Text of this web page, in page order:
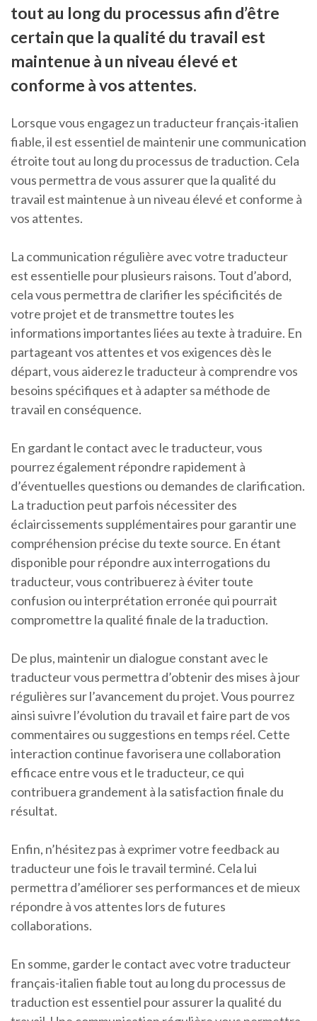
tout au long du processus afin d’être
certain que la qualité du travail est
maintenue à un niveau élevé et
conforme à vos attentes.
Lorsque vous engagez un traducteur français-italien
fiable, il est essentiel de maintenir une communication
étroite tout au long du processus de traduction. Cela
vous permettra de vous assurer que la qualité du
travail est maintenue à un niveau élevé et conforme à
vos attentes.
La communication régulière avec votre traducteur
est essentielle pour plusieurs raisons. Tout d’abord,
cela vous permettra de clarifier les spécificités de
votre projet et de transmettre toutes les
informations importantes liées au texte à traduire. En
partageant vos attentes et vos exigences dès le
départ, vous aiderez le traducteur à comprendre vos
besoins spécifiques et à adapter sa méthode de
travail en conséquence.
En gardant le contact avec le traducteur, vous
pourrez également répondre rapidement à
d’éventuelles questions ou demandes de clarification.
La traduction peut parfois nécessiter des
éclaircissements supplémentaires pour garantir une
compréhension précise du texte source. En étant
disponible pour répondre aux interrogations du
traducteur, vous contribuerez à éviter toute
confusion ou interprétation erronée qui pourrait
compromettre la qualité finale de la traduction.
De plus, maintenir un dialogue constant avec le
traducteur vous permettra d’obtenir des mises à jour
régulières sur l’avancement du projet. Vous pourrez
ainsi suivre l’évolution du travail et faire part de vos
commentaires ou suggestions en temps réel. Cette
interaction continue favorisera une collaboration
efficace entre vous et le traducteur, ce qui
contribuera grandement à la satisfaction finale du
résultat.
Enfin, n’hésitez pas à exprimer votre feedback au
traducteur une fois le travail terminé. Cela lui
permettra d’améliorer ses performances et de mieux
répondre à vos attentes lors de futures
collaborations.
En somme, garder le contact avec votre traducteur
français-italien fiable tout au long du processus de
traduction est essentiel pour assurer la qualité du